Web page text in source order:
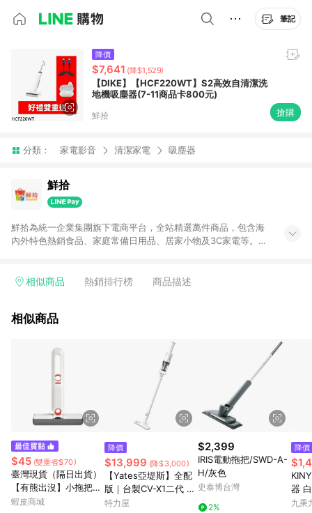
筆記
降價
$7,641 (降$1,529)
【DIKE】【HCF220WT】S2高效自清潔洗
地機吸塵器(7-11商品卡800元)
鮮拾 搶購
分類： 家電影音 清潔家電 吸塵器
鮮拾
鮮拾為統一企業集團旗下電商平台，全站精選萬件商品，包含海
內外特色熱銷食品、家庭常備日用品、居家小物及3C家電等。全
有好康。LINE好友招募中搜尋@10mart。 ＊特定 iPhone17 將不
相似商品 熱銷排行榜 商品描述
相似商品
$45 (雙重省$70)
臺灣現貨（隔日出貨）
【有熊出沒】小拖把迷
你打掃神器/拖把/桌上
蝦皮商城
降價
$13,999 (降$3,000)
【Yates亞堤斯】全配
版｜台製CV-X1二代 發
明專利 智慧氣旋無線吸
特力屋
$2,399
IRIS電動拖把/SWD-A-
H/灰色
史泰博台灣
2%
降價
器
九乘